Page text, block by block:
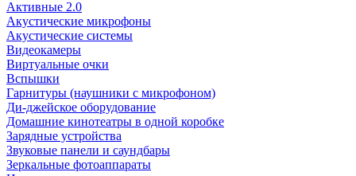
Активные 2.0
Акустические микрофоны
Акустические системы
Видеокамеры
Виртуальные очки
Вспышки
Гарнитуры (наушники с микрофоном)
Ди-джейское оборудование
Домашние кинотеатры в одной коробке
Зарядные устройства
Звуковые панели и саундбары
Зеркальные фотоаппараты